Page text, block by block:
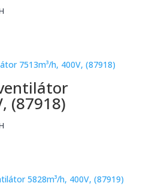
(87918)